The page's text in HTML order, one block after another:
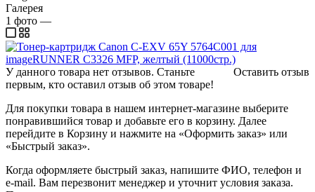
Галерея
1 фото —
Оставить отзыв
У данного товара нет отзывов. Станьте
первым, кто оставил отзыв об этом товаре!
Для покупки товара в нашем интернет-магазине выберите
понравившийся товар и добавьте его в корзину. Далее
перейдите в Корзину и нажмите на «Оформить заказ» или
«Быстрый заказ».
Когда оформляете быстрый заказ, напишите ФИО, телефон и
e-mail. Вам перезвонит менеджер и уточнит условия заказа.